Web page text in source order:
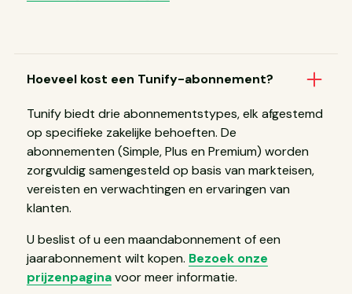
Hoeveel kost een Tunify-abonnement?
Tunify biedt drie abonnementstypes, elk afgestemd
op specifieke zakelijke behoeften. De
abonnementen (Simple, Plus en Premium) worden
zorgvuldig samengesteld op basis van markteisen,
vereisten en verwachtingen en ervaringen van
klanten.
U beslist of u een maandabonnement of een
jaarabonnement wilt kopen. Bezoek onze
prijzenpaginavoor meer informatie.